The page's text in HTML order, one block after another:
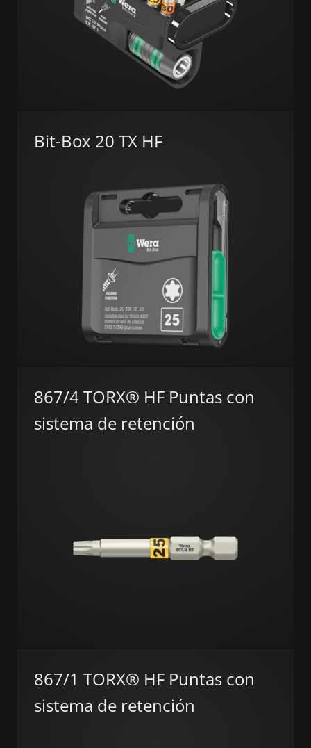
Bit-Box 20 TX HF
867/4 TORX® HF Puntas con
sistema de retención
867/1 TORX® HF Puntas con
sistema de retención